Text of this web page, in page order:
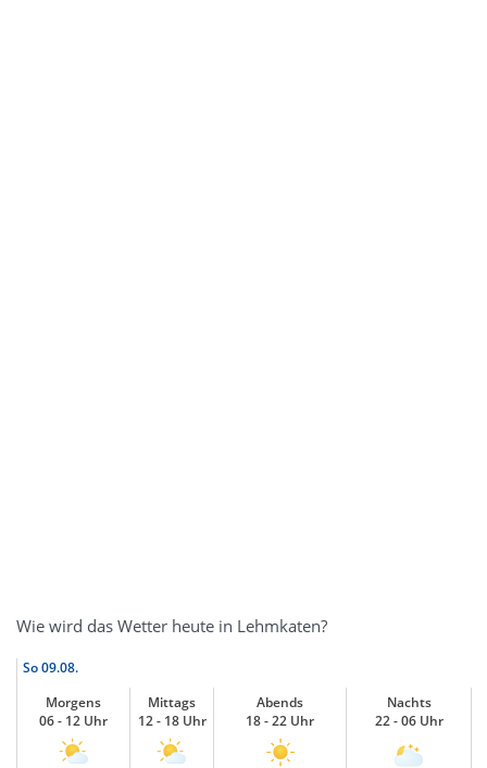
Wie wird das Wetter heute in Lehmkaten?
So09.08.
Morgens
06 - 12 Uhr
Mittags
12 - 18 Uhr
Abends
18 - 22 Uhr
Nachts
22 - 06 Uhr